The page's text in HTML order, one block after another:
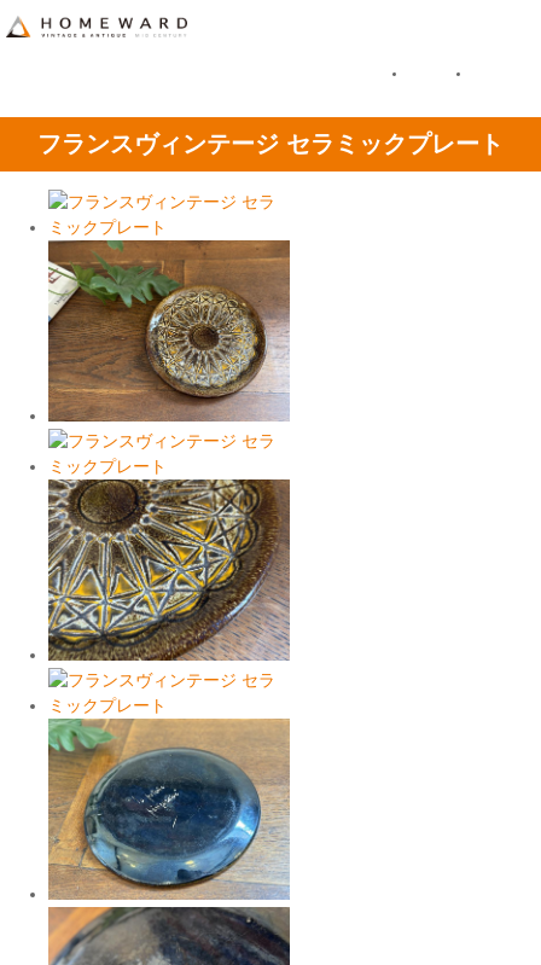
フランスヴィンテージ セラミックプレート